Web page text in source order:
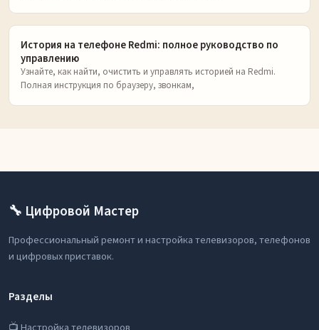
История на телефоне Redmi: полное руководство по
управлению
Узнайте, как найти, очистить и управлять историей на Redmi.
Полная инструкция по браузеру, звонкам,
🔧 Цифровой Мастер
Профессиональный ремонт и настройка телевизоров, телефонов
и цифровых приставок.
Разделы